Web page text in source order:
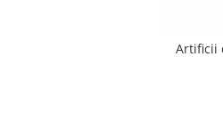
Artificii